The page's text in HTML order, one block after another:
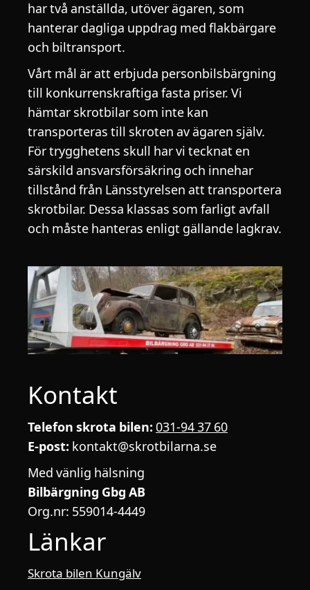
har två anställda, utöver ägaren, som
hanterar dagliga uppdrag med flakbärgare
och biltransport.
Vårt mål är att erbjuda personbilsbärgning
till konkurrenskraftiga fasta priser. Vi
hämtar skrotbilar som inte kan
transporteras till skroten av ägaren själv.
För trygghetens skull har vi tecknat en
särskild ansvarsförsäkring och innehar
tillstånd från Länsstyrelsen att transportera
skrotbilar. Dessa klassas som farligt avfall
och måste hanteras enligt gällande lagkrav.
Kontakt
Telefon skrota bilen: 031-94 37 60
E-post: kontakt@skrotbilarna.se
Med vänlig hälsning
Bilbärgning Gbg AB
Org.nr: 559014-4449
Länkar
Skrota bilen Kungälv